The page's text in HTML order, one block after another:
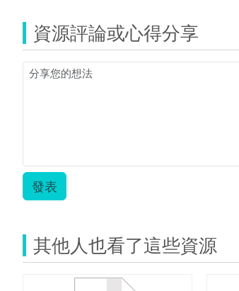
加
資源評論或心得分享
發表
其他人也看了這些資源